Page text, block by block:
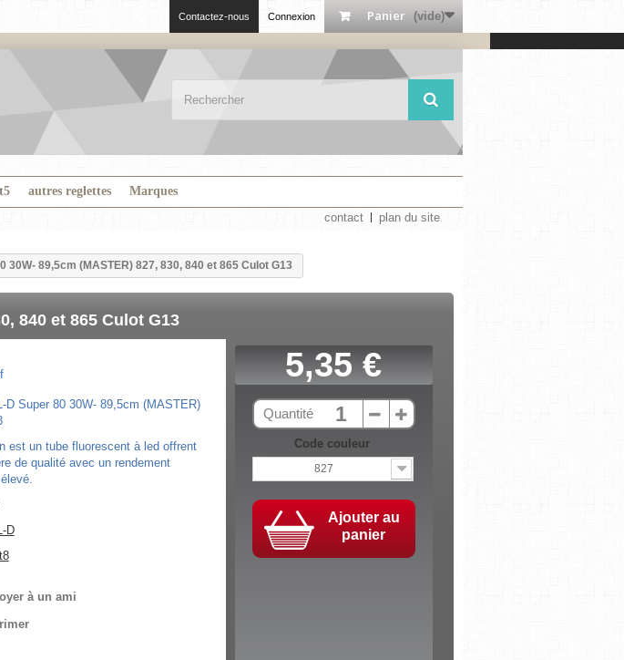
Panier (vide)
Connexion
Contactez-nous
autres reglettes
Marques
contact
plan du site
30W- 89,5cm (MASTER) 827, 830, 840 et 865 Culot G13
840 et 865 Culot G13
D Super 80 30W- 89,5cm (MASTER)
est un tube fluorescent à led offrent
de qualité avec un rendement
D
à un ami
5,35 €
Quantité
Code couleur
827
Ajouter au
panier